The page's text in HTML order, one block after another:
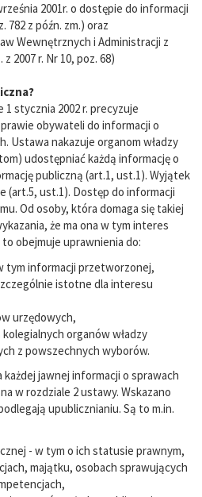
2001r. o dostępie do informacji
782 z późn. zm.) oraz
Wewnętrznych i Administracji z
2007 r. Nr 10, poz. 68)
stycznia 2002 r. precyzuje
obywateli do informacji o
Ustawa nakazuje organom władzy
udostępniać każdą informację o
publiczną (art.1, ust.1). Wyjątek
(art.5, ust.1). Dostęp do informacji
Od osoby, która domaga się takiej
że ma ona w tym interes
obejmuje uprawnienia do:
tym informacji przetworzonej,
istotne dla interesu
urzędowych,
organów władzy
z powszechnych wyborów.
jawnej informacji o sprawach
w rozdziale 2 ustawy. Wskazano
upublicznianiu. Są to m.in.
- w tym o ich statusie prawnym,
majątku, osobach sprawujących